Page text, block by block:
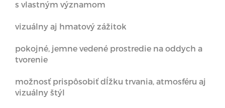
s vlastným významom
vizuálny aj hmatový zážitok
pokojné, jemne vedené prostredie na oddych a
tvorenie
možnosť prispôsobiť dĺžku trvania, atmosféru aj
vizuálny štýl